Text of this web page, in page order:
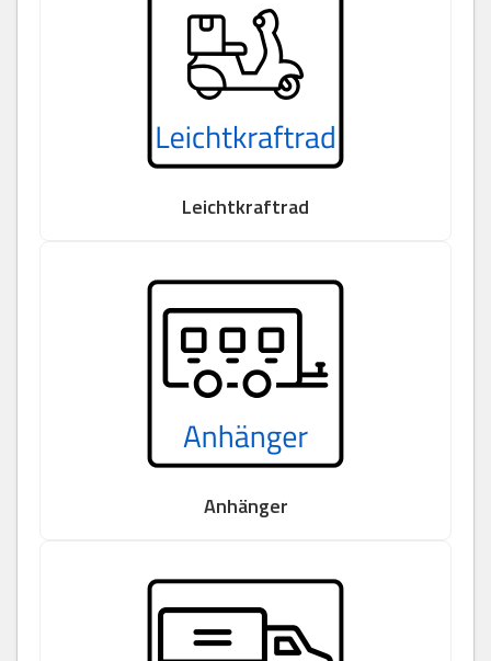
Leichtkraftrad
Anhänger